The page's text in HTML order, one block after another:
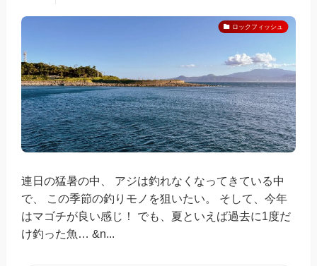
ロックフィッシュ
連日の猛暑の中、 アジは釣れなくなってきている中
で、 この季節の釣りモノを狙いたい。 そして、今年
はマゴチが良い感じ！ でも、夏といえば過去に1度だ
け釣った魚… &n...